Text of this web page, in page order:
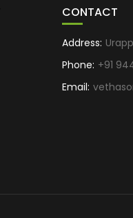
CONTACT
Address:
Phone: +91
Email: